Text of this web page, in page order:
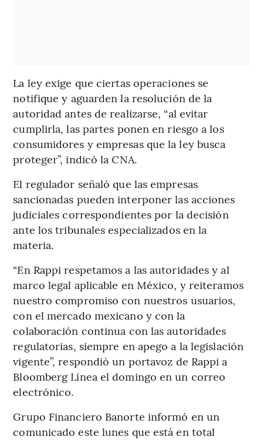
La ley exige que ciertas operaciones se
notifique y aguarden la resolución de la
autoridad antes de realizarse, “al evitar
cumplirla, las partes ponen en riesgo a los
consumidores y empresas que la ley busca
proteger”, indicó la CNA.
El regulador señaló que las empresas
sancionadas pueden interponer las acciones
judiciales correspondientes por la decisión
ante los tribunales especializados en la
materia.
“En Rappi respetamos a las autoridades y al
marco legal aplicable en México, y reiteramos
nuestro compromiso con nuestros usuarios,
con el mercado mexicano y con la
colaboración continua con las autoridades
regulatorias, siempre en apego a la legislación
vigente”, respondió un portavoz de Rappi a
Bloomberg Línea el domingo en un correo
electrónico.
Grupo Financiero Banorte informó en un
comunicado este lunes que está en total